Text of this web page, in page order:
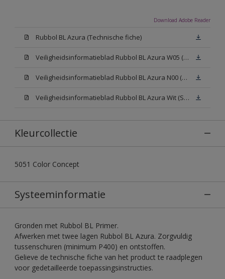
Download Adobe Reader
Rubbol BL Azura (Technische fiche)
Veiligheidsinformatieblad Rubbol BL Azura W05 (SDS)
Veiligheidsinformatieblad Rubbol BL Azura N00 (SDS)
Veiligheidsinformatieblad Rubbol BL Azura Wit (SDS)
Kleurcollectie
5051 Color Concept
Systeeminformatie
Gronden met Rubbol BL Primer.
Afwerken met twee lagen Rubbol BL Azura. Zorgvuldig
tussenschuren (minimum P400) en ontstoffen.
Gelieve de technische fiche van het product te raadplegen
voor gedetailleerde toepassingsinstructies.